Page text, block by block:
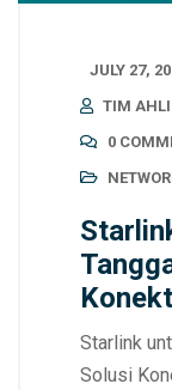
JULY 27,
TIM AHLI
0
Starlink
Solusi